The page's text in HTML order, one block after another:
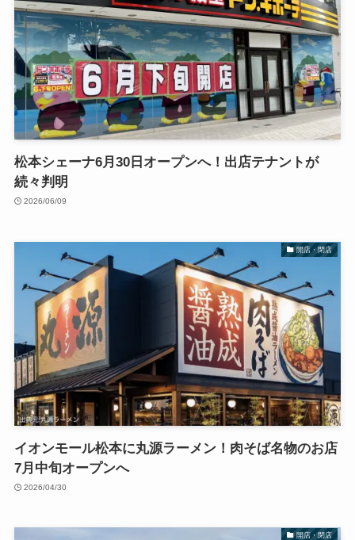
松本シェーナ6月30日オープンへ！出店テナントが
続々判明
2026/06/09
開店・閉店
イオンモール松本に丸源ラーメン！肉そば名物のお店
7月中旬オープンへ
2026/04/30
開店・閉店